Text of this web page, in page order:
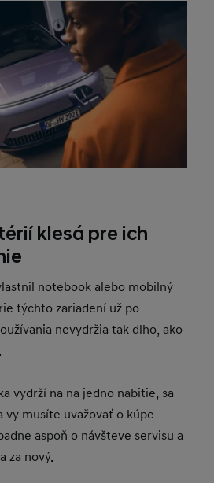
klesá pre ich
notebook alebo mobilný
týchto zariadení už po
nevydržia tak dlho, ako
vydrží na na jedno nabitie, sa
vy musíte uvažovať o kúpe
aspoň o návšteve servisu a
za nový.